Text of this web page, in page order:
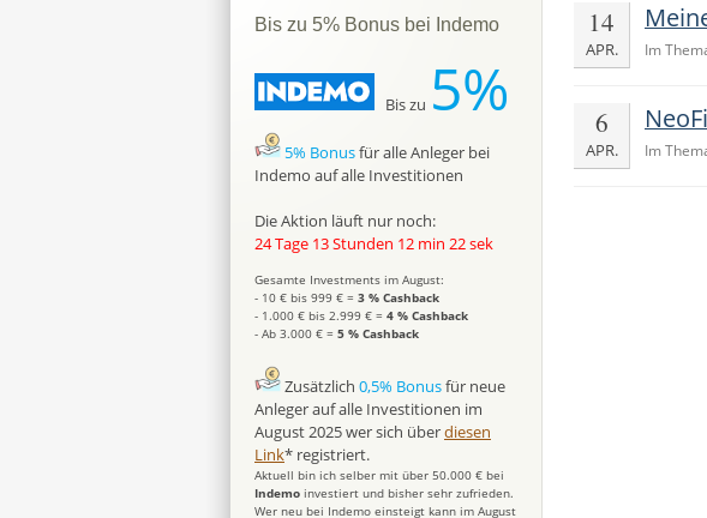
14
APR. Im
6
APR. Im
Bis zu 5% Bonus bei Indemo
Bis zu 5%
5% Bonusfür alle Anleger bei
Indemo auf alle Investitionen
Die Aktion läuft nur noch:
24 Tage 13 Stunden 12 min 21 sek
Gesamte Investments im August:
- 10 € bis 999 € = 3 % Cashback
- 1.000 € bis 2.999 € = 4 % Cashback
- Ab 3.000 € = 5 % Cashback
Zusätzlich 0,5% Bonusfür neue
Anleger auf alle Investitionen im
August 2025 wer sich überdiesen
Link* registriert.
Aktuell bin ich selber mit über 50.000 € bei
Indemo investiert und bisher sehr zufrieden.
Wer neu bei Indemo einsteigt kann im August